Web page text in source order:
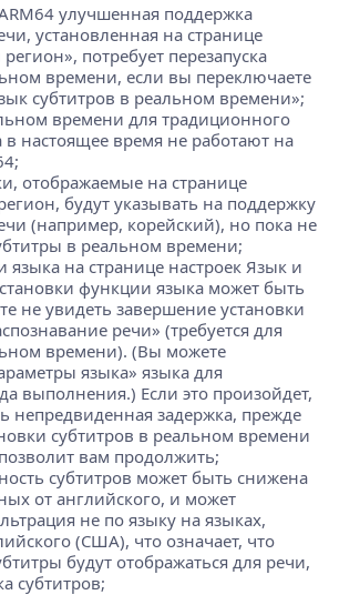
улучшенная поддержка
установленная на странице
потребует перезапуска
времени, если вы переключаете
субтитров в реальном времени»;
времени для традиционного
в настоящее время не работают на
отображаемые на странице
будут указывать на поддержку
(например, корейский), но пока не
в реальном времени;
языка на странице настроек Язык и
функции языка может быть
не увидеть завершение установки
речи» (требуется для
времени). (Вы можете
языка» языка для
выполнения.) Если это произойдет,
непредвиденная задержка, прежде
субтитров в реальном времени
вам продолжить;
субтитров может быть снижена
от английского, и может
не по языку на языках,
(США), что означает, что
будут отображаться для речи,
субтитров;